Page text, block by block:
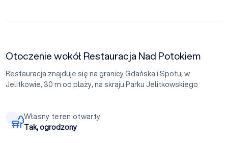
Otoczenie wokół Restauracja Nad Potokiem
Restauracja znajduje się na granicy Gdańska i Spotu, w
Jelitkowie, 30 m od plaży, na skraju Parku Jelitkowskiego
Własny teren otwarty
Tak, ogrodzony